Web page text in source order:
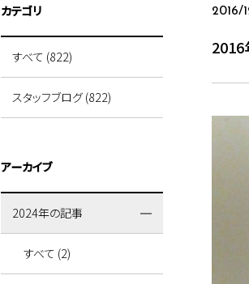
2016/
2016
カテゴリ
すべて (822)
スタッフブログ (822)
アーカイブ
2024年の記事
すべて (2)